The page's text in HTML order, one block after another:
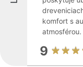
komfort s
atmosférou.
9